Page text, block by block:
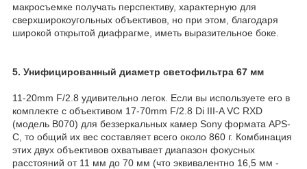
макросъемке получать перспективу, характерную для
сверхширокоугольных объективов, но при этом, благодаря
широкой открытой диафрагме, иметь выразительное боке.
5. Унифицированный диаметр светофильтра 67 мм
11-20mm F/2.8 удивительно легок. Если вы используете его в
комплекте с объективом 17-70mm F/2.8 Di III-A VC RXD
(модель B070) для беззеркальных камер Sony формата APS-
C, то общий их вес составляет всего около 860 г. Комбинация
этих двух объективов охватывает диапазон фокусных
расстояний от 11 мм до 70 мм (что эквивалентно 16,5 мм -